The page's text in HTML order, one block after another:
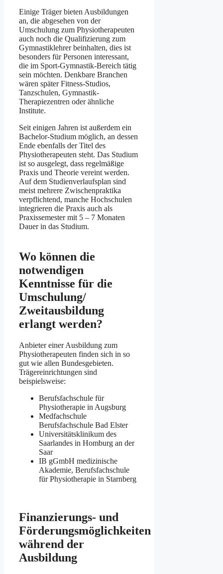
Einige Träger bieten Ausbildungen
an, die abgesehen von der
Umschulung zum Physiotherapeuten
auch noch die Qualifizierung zum
Gymnastiklehrer beinhalten, dies ist
besonders für Personen interessant,
die im Sport-Gymnastik-Bereich tätig
sein möchten. Denkbare Branchen
wären später Fitness-Studios,
Tanzschulen, Gymnastik-
Therapiezentren oder ähnliche
Institute.
Seit einigen Jahren ist außerdem ein
Bachelor-Studium möglich, an dessen
Ende ebenfalls der Titel des
Physiotherapeuten steht. Das Studium
ist so ausgelegt, dass regelmäßige
Praxis und Theorie vereint werden.
Auf dem Studienverlaufsplan sind
meist mehrere Zwischenpraktika
verpflichtend, manche Hochschulen
integrieren die Praxis auch als
Praxissemester mit 5 – 7 Monaten
Dauer in das Studium.
Wo können die
notwendigen
Kenntnisse für die
Umschulung/
Zweitausbildung
erlangt werden?
Anbieter einer Ausbildung zum
Physiotherapeuten finden sich in so
gut wie allen Bundesgebieten.
Trägereinrichtungen sind
beispielsweise:
Berufsfachschule für
Physiotherapie in Augsburg
Medfachschule
Berufsfachschule Bad Elster
Universitätsklinikum des
Saarlandes in Homburg an der
Saar
IB gGmbH medizinische
Akademie, Berufsfachschule
für Physiotherapie in Starnberg
Finanzierungs- und
Förderungsmöglichkeiten
während der
Ausbildung